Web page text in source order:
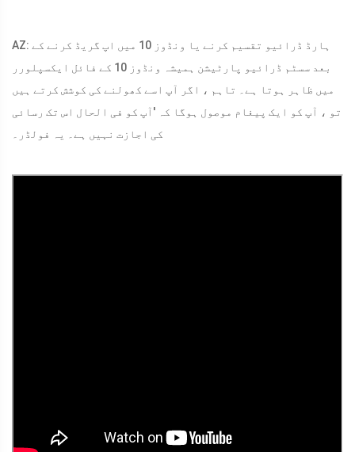
AZ: ہارڈ ڈرائیو تقسیم کرنے یا ونڈوز 10 میں اپ گریڈ کرنے کے
بعد سسٹم ڈرائیو پارٹیشن ہمیشہ ونڈوز 10 کے فائل ایکسپلورر
میں ظاہر ہوتا ہے۔ تاہم ، اگر آپ اسے کھولنے کی کوشش کرتے ہیں
تو ، آپ کو ایک پیغام موصول ہوگا کہ 'آپ کو فی الحال اس تک رسائی
کی اجازت نہیں ہے۔ یہ فولڈر۔